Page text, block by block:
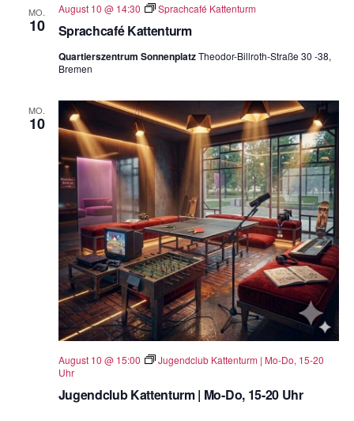
MO.
10 Sprachcafé Kattenturm
August 10 @ 14:30 Sprachcafé Kattenturm
Quartierszentrum SonnenplatzTheodor-Billroth-Straße 30 -38,
Bremen
MO.
10
Jugendclub Kattenturm | Mo-Do, 15-20 Uhr
August 10 @ 15:00
Jugendclub Kattenturm | Mo-Do, 15-20
Uhr